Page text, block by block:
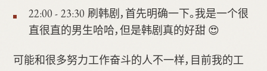
22:00 - 23:30 刷韩剧，首先明确一下。我是一个很
直很直的男生哈哈，但是韩剧真的好甜 😍
可能和很多努力工作奋斗的人不一样，目前我的工